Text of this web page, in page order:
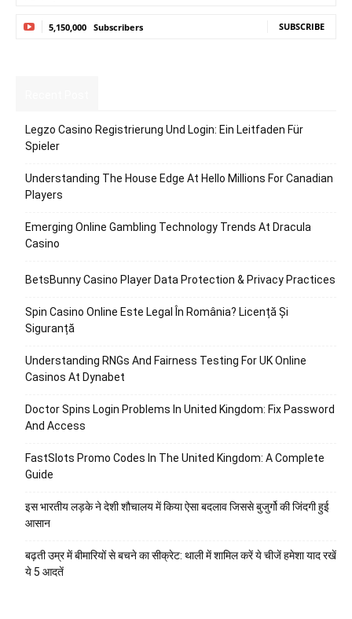
5,150,000 Subscribers SUBSCRIBE
Legzo Casino Registrierung Und Login: Ein Leitfaden Für
Spieler
Understanding The House Edge At Hello Millions For Canadian
Players
Emerging Online Gambling Technology Trends At Dracula
Casino
BetsBunny Casino Player Data Protection & Privacy Practices
Spin Casino Online Este Legal În România? Licență Și
Siguranță
Understanding RNGs And Fairness Testing For UK Online
Casinos At Dynabet
Doctor Spins Login Problems In United Kingdom: Fix Password
And Access
FastSlots Promo Codes In The United Kingdom: A Complete
Guide
इस भारतीय लड़के ने देशी शौचालय में किया ऐसा बदलाव जिससे बुजुर्गो की जिंदगी हुई
आसान
बढ़ती उम्र में बीमारियों से बचने का सीक्रेट: थाली में शामिल करें ये चीजें हमेशा याद रखें
ये 5 आदतें